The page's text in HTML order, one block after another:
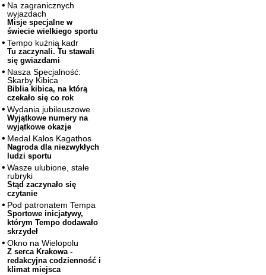
Na zagranicznych
wyjazdach
Misje specjalne w
świecie wielkiego sportu
Tempo kuźnią kadr
Tu zaczynali. Tu stawali
się gwiazdami
Nasza Specjalność:
Skarby Kibica
Biblia kibica, na którą
czekało się co rok
Wydania jubileuszowe
Wyjątkowe numery na
wyjątkowe okazje
Medal Kalos Kagathos
Nagroda dla niezwykłych
ludzi sportu
Wasze ulubione, stałe
rubryki
Stąd zaczynało się
czytanie
Pod patronatem Tempa
Sportowe inicjatywy,
którym Tempo dodawało
skrzydeł
Okno na Wielopolu
Z serca Krakowa -
redakcyjna codzienność i
klimat miejsca